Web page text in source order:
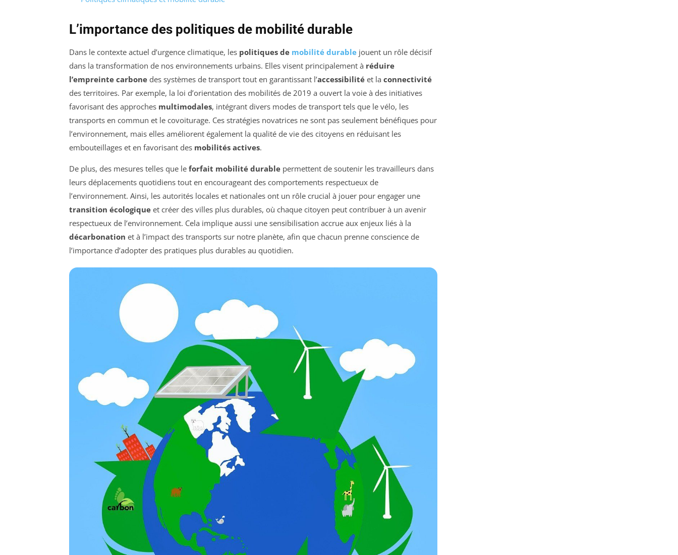
L’importance des politiques de mobilité durable
Dans le contexte actuel d’urgence climatique, les politiques de mobilité durable jouent un rôle décisif
dans la transformation de nos environnements urbains. Elles visent principalement à réduire
l’empreinte carbone des systèmes de transport tout en garantissant l’accessibilité et la connectivité
des territoires. Par exemple, la loi d’orientation des mobilités de 2019 a ouvert la voie à des initiatives
favorisant des approches multimodales, intégrant divers modes de transport tels que le vélo, les
transports en commun et le covoiturage. Ces stratégies novatrices ne sont pas seulement bénéfiques pour
l’environnement, mais elles améliorent également la qualité de vie des citoyens en réduisant les
embouteillages et en favorisant des mobilités actives.
De plus, des mesures telles que le forfait mobilité durable permettent de soutenir les travailleurs dans
leurs déplacements quotidiens tout en encourageant des comportements respectueux de
l’environnement. Ainsi, les autorités locales et nationales ont un rôle crucial à jouer pour engager une
transition écologique et créer des villes plus durables, où chaque citoyen peut contribuer à un avenir
respectueux de l’environnement. Cela implique aussi une sensibilisation accrue aux enjeux liés à la
décarbonation et à l’impact des transports sur notre planète, afin que chacun prenne conscience de
l’importance d’adopter des pratiques plus durables au quotidien.